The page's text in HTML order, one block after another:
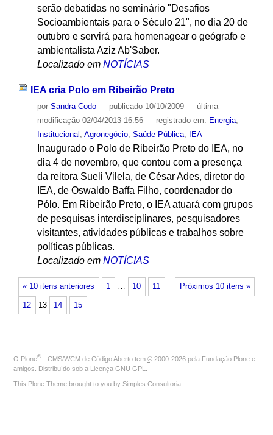
serão debatidas no seminário "Desafios
Socioambientais para o Século 21", no dia 20 de
outubro e servirá para homenagear o geógrafo e
ambientalista Aziz Ab'Saber.
Localizado em NOTÍCIAS
IEA cria Polo em Ribeirão Preto
por Sandra Codo — publicado10/10/2009 — última
modificação02/04/2013 16:56 — registrado em: Energia,
Institucional , Agronegócio, Saúde Pública, IEA
Inaugurado o Polo de Ribeirão Preto do IEA, no
dia 4 de novembro, que contou com a presença
da reitora Sueli Vilela, de César Ades, diretor do
IEA, de Oswaldo Baffa Filho, coordenador do
Pólo. Em Ribeirão Preto, o IEA atuará com grupos
de pesquisas interdisciplinares, pesquisadores
visitantes, atividades públicas e trabalhos sobre
políticas públicas.
Localizado em NOTÍCIAS
« 10 itens anteriores Próximos 10 itens »
1 … 10 11
12 13 14 15
O Plone® - CMS/WCM de Código Aberto tem © 2000-2026 pela Fundação Plone e
amigos. Distribuído sob a Licença GNU GPL
This Plone Theme brought to you by Simples Consultoria